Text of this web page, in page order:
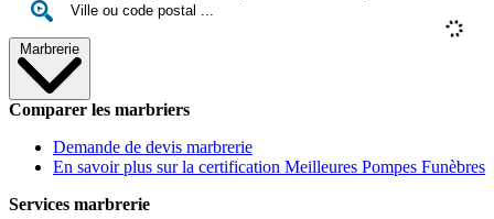
Marbrerie
Comparer les marbriers
Demande de devis marbrerie
En savoir plus sur la certification Meilleures Pompes Funèbres
Services marbrerie